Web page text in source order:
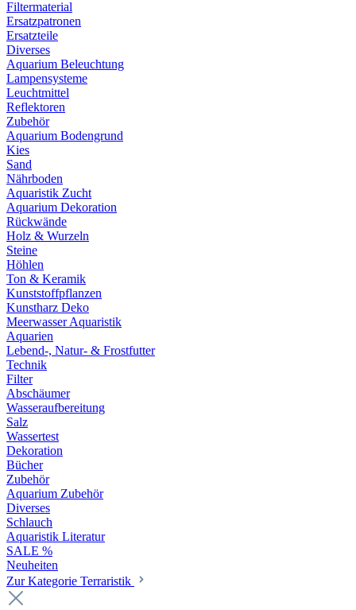
Filtermaterial
Ersatzpatronen
Ersatzteile
Diverses
Aquarium Beleuchtung
Lampensysteme
Leuchtmittel
Reflektoren
Zubehör
Aquarium Bodengrund
Kies
Sand
Nährboden
Aquaristik Zucht
Aquarium Dekoration
Rückwände
Holz & Wurzeln
Steine
Höhlen
Ton & Keramik
Kunststoffpflanzen
Kunstharz Deko
Meerwasser Aquaristik
Aquarien
Lebend-, Natur- & Frostfutter
Technik
Filter
Abschäumer
Wasseraufbereitung
Salz
Wassertest
Dekoration
Bücher
Zubehör
Aquarium Zubehör
Diverses
Schlauch
Aquaristik Literatur
SALE %
Neuheiten
Zur Kategorie Terraristik